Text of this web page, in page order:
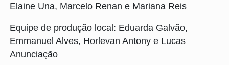
Elaine Una, Marcelo Renan e Mariana Reis
Equipe de produção local: Eduarda Galvão,
Emmanuel Alves, Horlevan Antony e Lucas
Anunciação